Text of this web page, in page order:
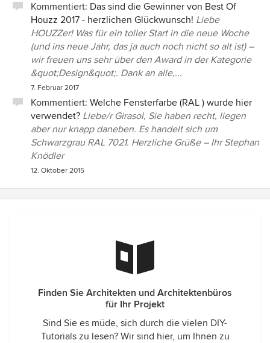
Kommentiert: Das sind die Gewinner von Best Of
Houzz 2017 - herzlichen Glückwunsch! Liebe
HOUZZer! Was für ein toller Start in die neue Woche
(und ins neue Jahr, das ja auch noch nicht so alt ist) –
wir freuen uns sehr über den Award in der Kategorie
&quot;Design&quot;. Dank an alle,...
7. Februar 2017
Kommentiert: Welche Fensterfarbe (RAL ) wurde hier
verwendet? Liebe/r Girasol, Sie haben recht, liegen
aber nur knapp daneben. Es handelt sich um
Schwarzgrau RAL 7021. Herzliche Grüße – Ihr Stephan
Knödler
12. Oktober 2015
Finden Sie Architekten und Architektenbüros
für Ihr Projekt
Sind Sie es müde, sich durch die vielen DIY-
Tutorials zu lesen? Wir sind hier, um Ihnen zu